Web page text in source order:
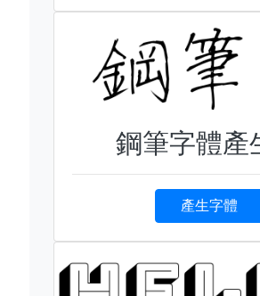
鋼筆字體產
產生字體